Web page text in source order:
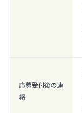
応募受付後の連
絡